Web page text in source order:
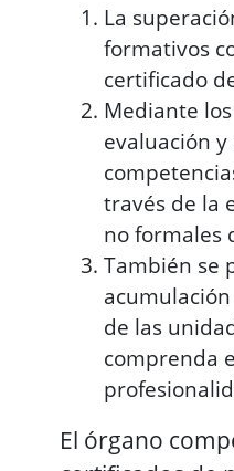
La
formativos
certificado
Mediante
evaluación
través de la
no formales
También se
de las
comprenda
El órgano